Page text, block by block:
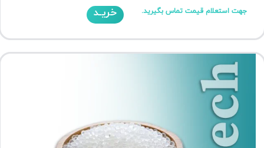
جهت استعلام قیمت تماس بگیرید. خریـد